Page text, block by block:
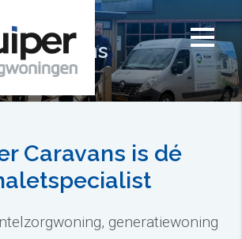
Over ons
Caravans is dé
generatiewoning